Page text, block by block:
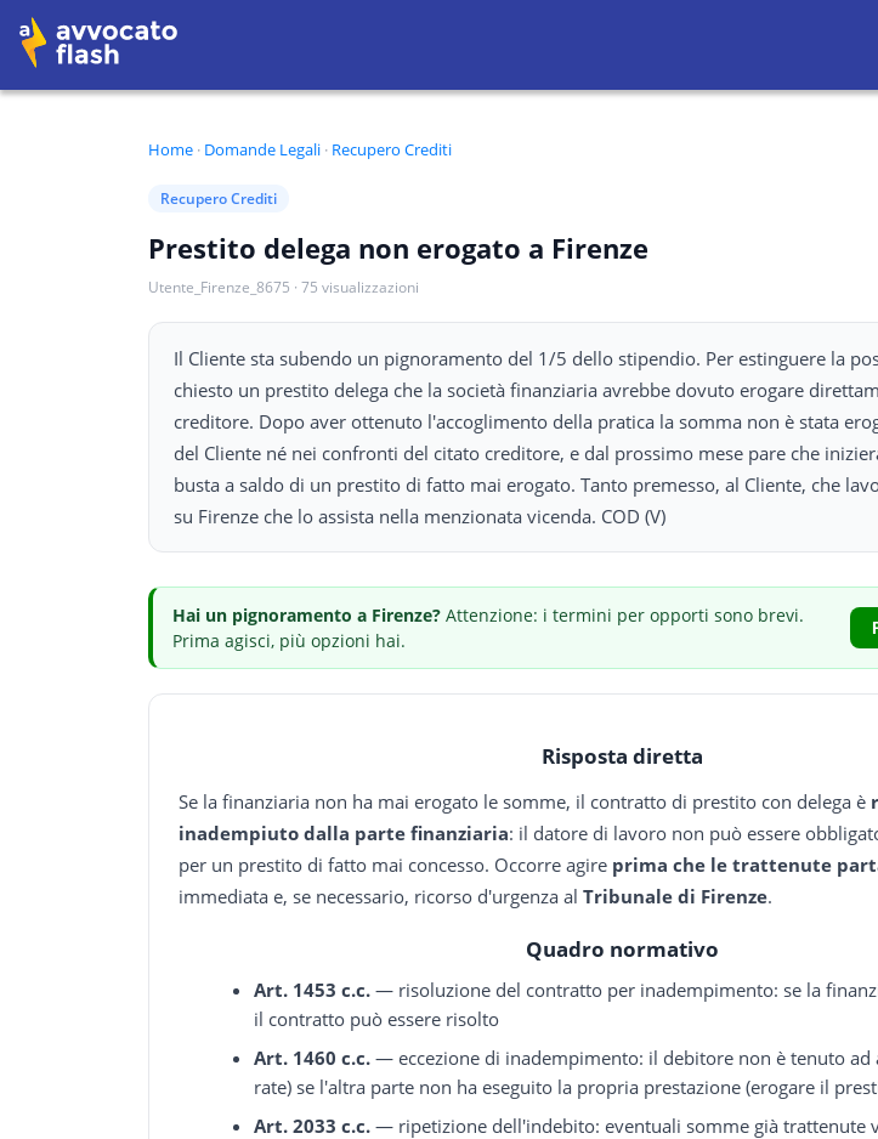
Home · Domande Legali · Recupero Crediti
Recupero Crediti
Prestito delega non erogato a Firenze
Utente_Firenze_8675 · 75 visualizzazioni
Il Cliente sta subendo un pignoramento del 1/5 dello stipendio. Per estinguere la
chiesto un prestito delega che la società finanziaria avrebbe dovuto erogare
creditore. Dopo aver ottenuto l'accoglimento della pratica la somma non è stata
del Cliente né nei confronti del citato creditore, e dal prossimo mese pare che
busta a saldo di un prestito di fatto mai erogato. Tanto premesso, al Cliente, che
su Firenze che lo assista nella menzionata vicenda. COD (V)
Hai un pignoramento a Firenze? Attenzione: i termini per opporti sono brevi.
Prima agisci, più opzioni hai.
Risposta diretta
Se la finanziaria non ha mai erogato le somme, il contratto di prestito con delega è
inadempiuto dalla parte finanziaria: il datore di lavoro non può essere
per un prestito di fatto mai concesso. Occorre agire prima che le trattenute
immediata e, se necessario, ricorso d'urgenza al Tribunale di Firenze.
Quadro normativo
Art. 1453 c.c. — risoluzione del contratto per inadempimento: se la
il contratto può essere risolto
Art. 1460 c.c. — eccezione di inadempimento: il debitore non è tenuto ad
rate) se l'altra parte non ha eseguito la propria prestazione (erogare il
Art. 2033 c.c. — ripetizione dell'indebito: eventuali somme già trattenute